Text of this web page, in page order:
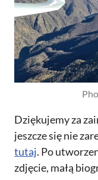
Dziękujemy za
jeszcze się nie
tutaj. Po
zdjęcie, małą